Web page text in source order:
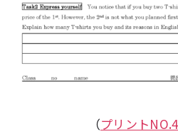
（プリント